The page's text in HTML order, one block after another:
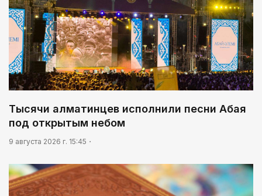
Тысячи алматинцев исполнили песни Абая
под открытым небом
9 августа 2026 г. 15:45